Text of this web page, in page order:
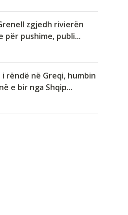
zgjedh rivierën
për pushime, publi...
rëndë në Greqi, humbin
e bir nga Shqip...